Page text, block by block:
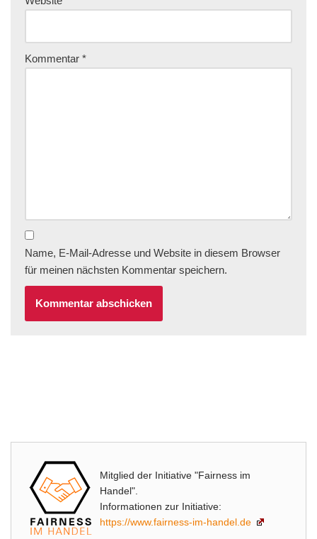
Kommentar *
Name, E-Mail-Adresse und Website in diesem Browser
für meinen nächsten Kommentar speichern.
Mitglied der Initiative "Fairness im
Handel".
Informationen zur Initiative:
https://www.fairness-im-handel.de